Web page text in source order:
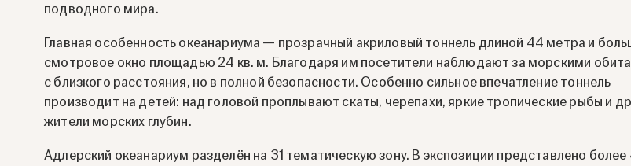
подводного мира.
Главная особенность океанариума — прозрачный акриловый тоннель длиной 44 метра и
смотровое окно площадью 24 кв. м. Благодаря им посетители наблюдают за морскими
с близкого расстояния, но в полной безопасности. Особенно сильное впечатление тоннель
производит на детей: над головой проплывают скаты, черепахи, яркие тропические рыбы и
жители морских глубин.
Адлерский океанариум разделён на 31 тематическую зону. В экспозиции представлено